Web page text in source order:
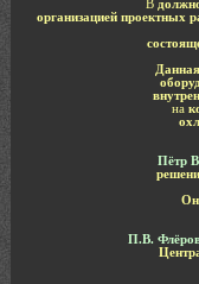
В
организацией проектных
на
Пётр
Он
П.В.